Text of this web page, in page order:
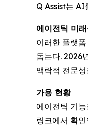
Q Assist는 AI
에이전틱 미
이러한 플랫
돕는다. 2026
맥락적 전문
가용 현황
에이전틱 기
링크에서 확